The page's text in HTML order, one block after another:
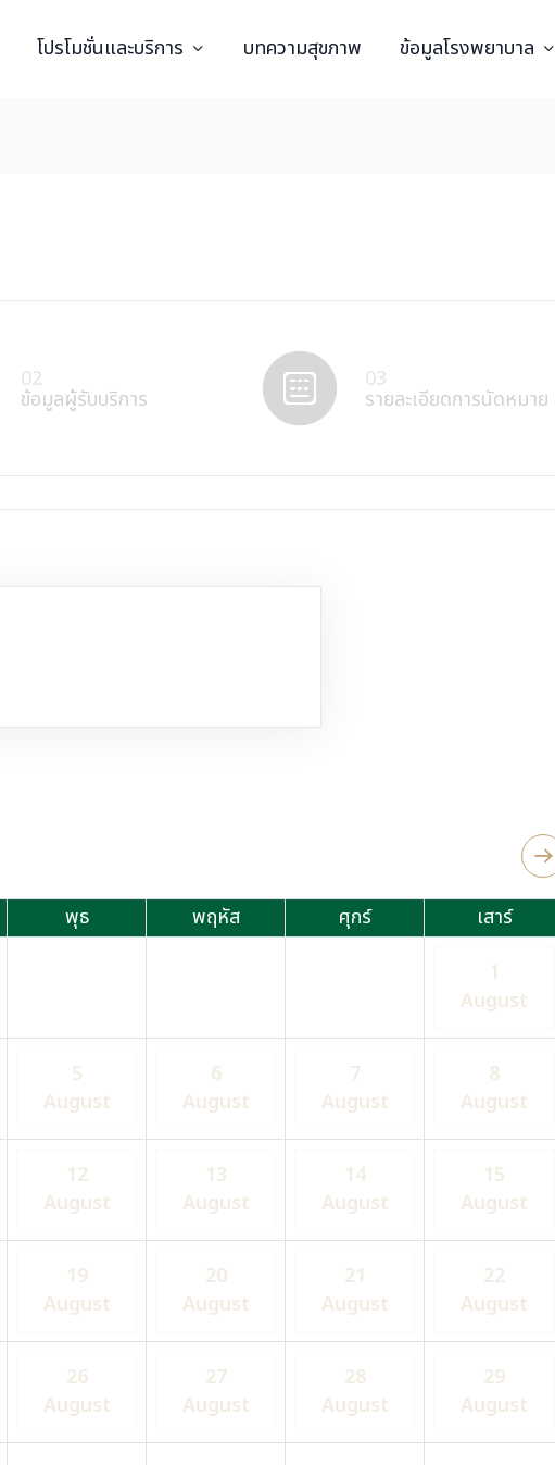
โปรโมชั่นและบริการ บทความสุขภาพ ข้อมูลโรงพยาบาล
ข้อมูลผู้รับบริการ รายละเอียดการนัดหมาย
พุธ พฤหัส ศุกร์
เสาร์
1
August
5
August
6
August
7
August
8
August
12
August
13
August
14
August
15
August
19
August
20
August
21
August
22
August
26
August
27
August
28
August
29
August